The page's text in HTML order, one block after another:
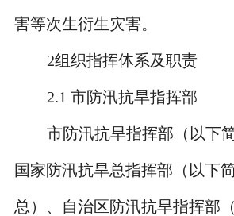
害等次生衍生灾害。
2组织指挥体系及职责
2.1 市防汛抗旱指挥部
市防汛抗旱指挥部（以下
国家防汛抗旱总指挥部（以下
总）、自治区防汛抗旱指挥部